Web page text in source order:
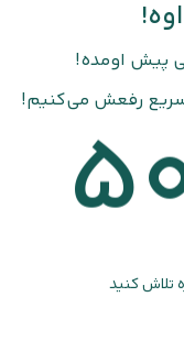
اوه!
پیش اومده!
سریع رفعش می‌کنیم!
تلاش کنید